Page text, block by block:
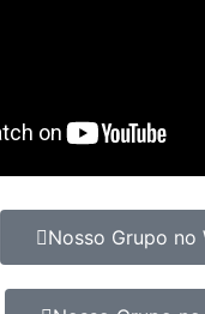
Nosso Grupo no